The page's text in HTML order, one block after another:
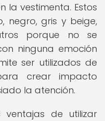
la vestimenta. Estos
negro, gris y beige,
porque no se
ninguna emoción
ser utilizados de
crear impacto
la atención.
ventajas de utilizar